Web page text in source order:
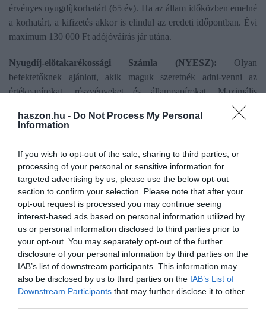
haszon.hu - Do Not Process My Personal
Information
If you wish to opt-out of the sale, sharing to third parties, or
processing of your personal or sensitive information for
targeted advertising by us, please use the below opt-out
section to confirm your selection. Please note that after your
opt-out request is processed you may continue seeing
interest-based ads based on personal information utilized by
us or personal information disclosed to third parties prior to
your opt-out. You may separately opt-out of the further
disclosure of your personal information by third parties on the
IAB’s list of downstream participants. This information may
also be disclosed by us to third parties on the IAB’s List of
Downstream Participants that may further disclose it to other
érvényes nyugdíjkorhatárt (65 év). Ha az állam időközben emelné
a korhatárt, a kifizetés akkor is elindul az eredeti időpontban. Évi
maximum 130 000 Ft adójóváírás jár utána.
Nyugdíj-előtakarékossági Számla (NYESZ): Olyan
befektetőknek ajánlott, akik maguk szeretnék adni-venni az
értékpapírokat, részvényeket és állampapírokat. Maximális
szabadságot ad, de szakértelmet is kíván. Az adójóváírás felső
határa itt évi 100 000 forint.
Olvasd el ezt is!
Ház helyett furgon és szabadság: egy nyugdíjas
különleges élete
Nyugdíjasként külföldre? Nem mindegy, milyen
biztosítással
Nők 40: mikor érdemes azonnal igényelni a
kedvezményes nyugdíjat?